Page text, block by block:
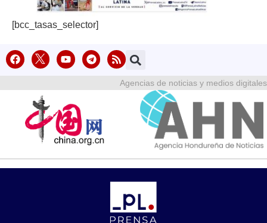
[bcc_tasas_selector]
Agencias de noticias y medios digitales